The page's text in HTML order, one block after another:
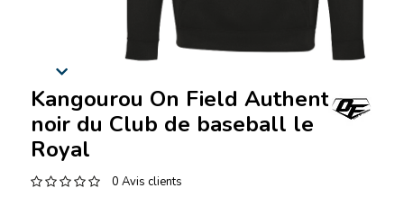
Kangourou On Field Authentic
noir du Club de baseball le
Royal
0 Avis clients